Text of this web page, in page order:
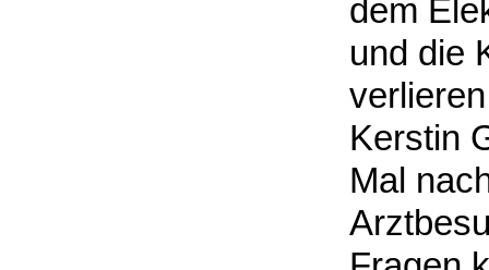
dem
und die
Kerstin
Mal